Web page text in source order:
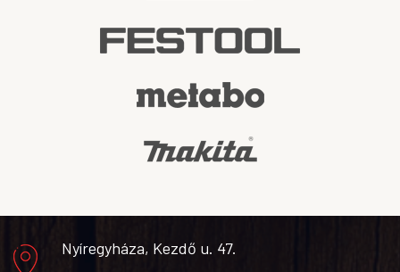
Nyíregyháza, Kezdő u. 47.